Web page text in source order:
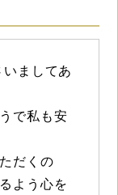
ましてあ
で私も安
だくの
よう心を